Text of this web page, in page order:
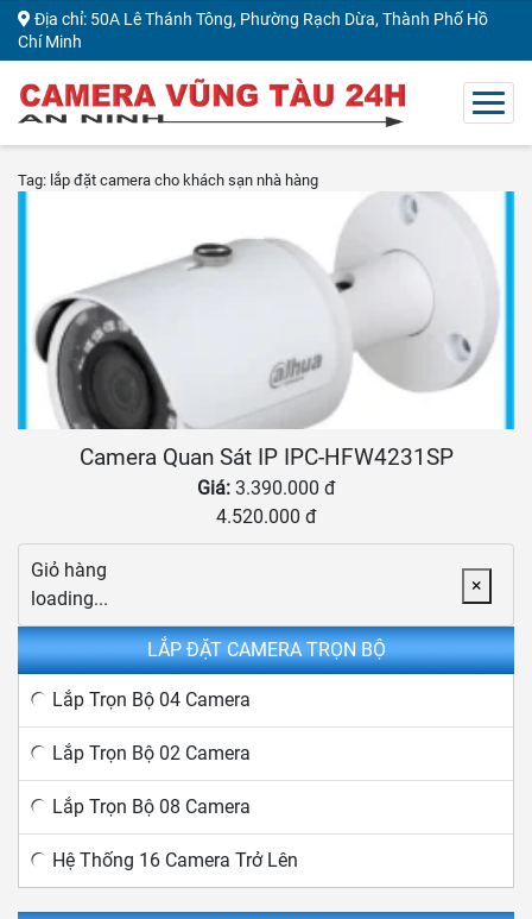
Địa chỉ: 50A Lê Thánh Tông, Phường Rạch Dừa, Thành Phố Hồ
Chí Minh
Tag: lắp đặt camera cho khách sạn nhà hàng
Camera Quan Sát IP IPC-HFW4231SP
Giá: 3.390.000 đ
4.520.000 đ
×
Giỏ hàng
loading...
LẮP ĐẶT CAMERA TRỌN BỘ
Lắp Trọn Bộ 04 Camera
Lắp Trọn Bộ 02 Camera
Lắp Trọn Bộ 08 Camera
Hệ Thống 16 Camera Trở Lên